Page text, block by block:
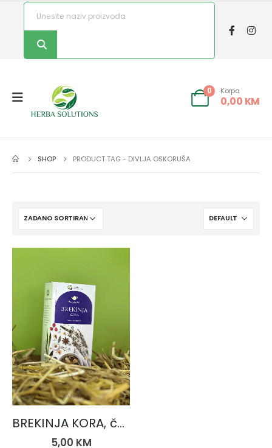
0 Korpa
0,00 KM
SHOP PRODUCT TAG - DIVLJA OSKORUŠA
ČAJEVI
BREKINJA KORA, čaj 50 gr.
5,00 KM